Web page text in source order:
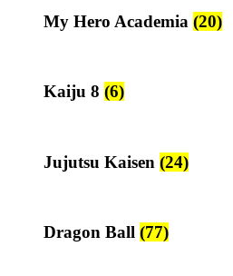
My Hero Academia (20)
Kaiju 8 (6)
Jujutsu Kaisen (24)
Dragon Ball (77)